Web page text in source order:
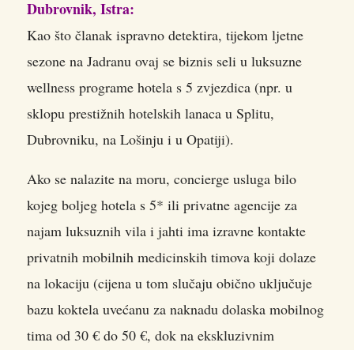
Dubrovnik, Istra:
Kao što članak ispravno detektira, tijekom ljetne
sezone na Jadranu ovaj se biznis seli u luksuzne
wellness programe hotela s 5 zvjezdica (npr. u
sklopu prestižnih hotelskih lanaca u Splitu,
Dubrovniku, na Lošinju i u Opatiji).
Ako se nalazite na moru, concierge usluga bilo
kojeg boljeg hotela s 5* ili privatne agencije za
najam luksuznih vila i jahti ima izravne kontakte
privatnih mobilnih medicinskih timova koji dolaze
na lokaciju (cijena u tom slučaju obično uključuje
bazu koktela uvećanu za naknadu dolaska mobilnog
tima od 30 € do 50 €, dok na ekskluzivnim